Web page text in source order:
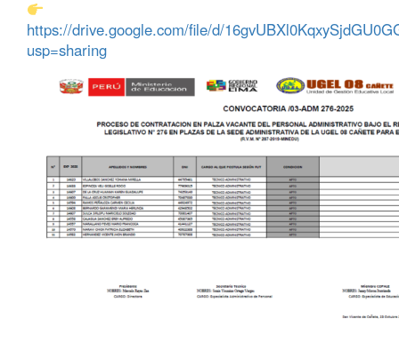
https://drive.google.com/file/d/
usp=sharing